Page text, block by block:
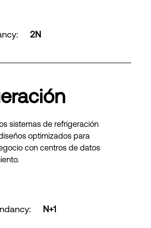
: 2N
sistemas de refrigeración
optimizados para
con centros de datos
: N+1